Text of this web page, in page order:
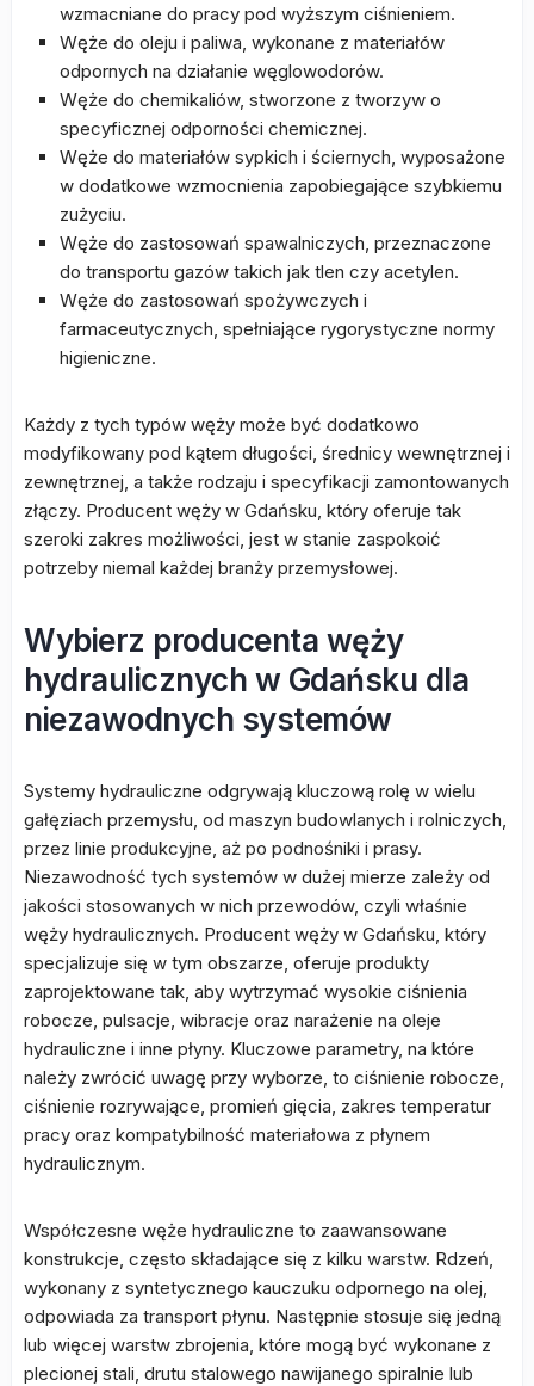
wzmacniane do pracy pod wyższym ciśnieniem.
Węże do oleju i paliwa, wykonane z materiałów
odpornych na działanie węglowodorów.
Węże do chemikaliów, stworzone z tworzyw o
specyficznej odporności chemicznej.
Węże do materiałów sypkich i ściernych, wyposażone
w dodatkowe wzmocnienia zapobiegające szybkiemu
zużyciu.
Węże do zastosowań spawalniczych, przeznaczone
do transportu gazów takich jak tlen czy acetylen.
Węże do zastosowań spożywczych i
farmaceutycznych, spełniające rygorystyczne normy
higieniczne.
Każdy z tych typów węży może być dodatkowo
modyfikowany pod kątem długości, średnicy wewnętrznej i
zewnętrznej, a także rodzaju i specyfikacji zamontowanych
złączy. Producent węży w Gdańsku, który oferuje tak
szeroki zakres możliwości, jest w stanie zaspokoić
potrzeby niemal każdej branży przemysłowej.
Wybierz producenta węży
hydraulicznych w Gdańsku dla
niezawodnych systemów
Systemy hydrauliczne odgrywają kluczową rolę w wielu
gałęziach przemysłu, od maszyn budowlanych i rolniczych,
przez linie produkcyjne, aż po podnośniki i prasy.
Niezawodność tych systemów w dużej mierze zależy od
jakości stosowanych w nich przewodów, czyli właśnie
węży hydraulicznych. Producent węży w Gdańsku, który
specjalizuje się w tym obszarze, oferuje produkty
zaprojektowane tak, aby wytrzymać wysokie ciśnienia
robocze, pulsacje, wibracje oraz narażenie na oleje
hydrauliczne i inne płyny. Kluczowe parametry, na które
należy zwrócić uwagę przy wyborze, to ciśnienie robocze,
ciśnienie rozrywające, promień gięcia, zakres temperatur
pracy oraz kompatybilność materiałowa z płynem
hydraulicznym.
Współczesne węże hydrauliczne to zaawansowane
konstrukcje, często składające się z kilku warstw. Rdzeń,
wykonany z syntetycznego kauczuku odpornego na olej,
odpowiada za transport płynu. Następnie stosuje się jedną
lub więcej warstw zbrojenia, które mogą być wykonane z
plecionej stali, drutu stalowego nawijanego spiralnie lub